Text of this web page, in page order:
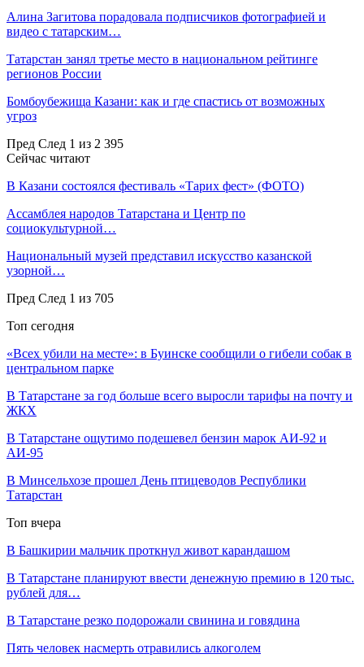
Алина Загитова порадовала подписчиков фотографией и
видео с татарским…
Татарстан занял третье место в национальном рейтинге
регионов России
Бомбоубежища Казани: как и где спастись от возможных
угроз
Пред След 1 из 2 395
Сейчас читают
В Казани состоялся фестиваль «Тарих фест» (ФОТО)
Ассамблея народов Татарстана и Центр по
социокультурной…
Национальный музей представил искусство казанской
узорной…
Пред След 1 из 705
Топ сегодня
«Всех убили на месте»: в Буинске сообщили о гибели собак в
центральном парке
В Татарстане за год больше всего выросли тарифы на почту и
ЖКХ
В Татарстане ощутимо подешевел бензин марок АИ-92 и
АИ-95
В Минсельхозе прошел День птицеводов Республики
Татарстан
Топ вчера
В Башкирии мальчик проткнул живот карандашом
В Татарстане планируют ввести денежную премию в 120 тыс.
рублей для…
В Татарстане резко подорожали свинина и говядина
Пять человек насмерть отравились алкоголем